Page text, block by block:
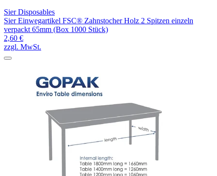
Sier Disposables
Sier Einwegartikel FSC® Zahnstocher Holz 2 Spitzen einzeln
verpackt 65mm (Box 1000 Stück)
2,60 €
zzgl. MwSt.